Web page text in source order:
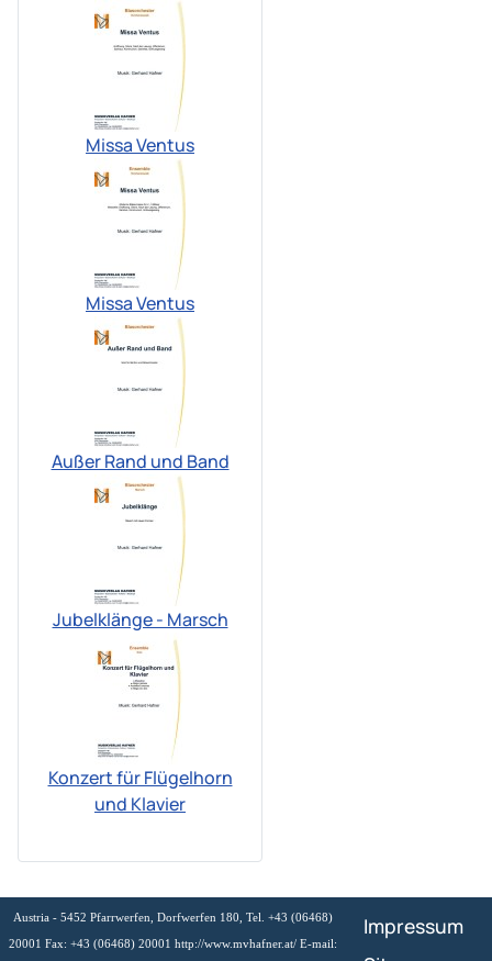
Missa Ventus
Missa Ventus
Außer Rand und Band
Jubelklänge - Marsch
Konzert für Flügelhorn
und Klavier
Austria - 5452 Pfarrwerfen, Dorfwerfen 180, Tel. +43 (06468)
20001 Fax: +43 (06468) 20001 http://www.mvhafner.at/ E-mail:
Impressum